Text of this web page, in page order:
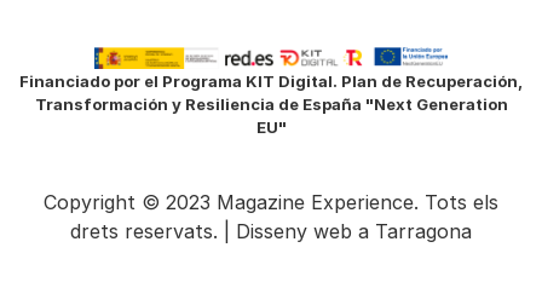
Financiado por el Programa KIT Digital. Plan de Recuperación,
Transformación y Resiliencia de España "Next Generation
EU"
Copyright © 2023 Magazine Experience. Tots els
drets reservats. | Disseny web a Tarragona